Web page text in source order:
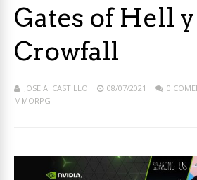
Gates of Hell y
Crowfall
JOSE A. CASTILLO 08/07/2021 0
MMORPG